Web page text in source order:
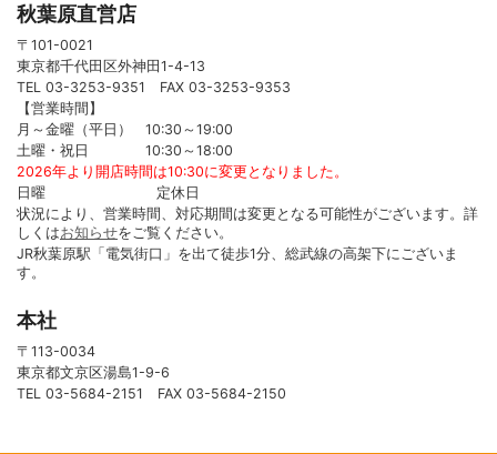
秋葉原直営店
〒101-0021
東京都千代田区外神田1-4-13
TEL 03-3253-9351 FAX 03-3253-9353
【営業時間】
月～金曜（平日） 10:30～19:00
土曜・祝日 10:30～18:00
2026年より開店時間は10:30に変更となりました。
日曜 定休日
状況により、営業時間、対応期間は変更となる可能性がございます。詳
しくはお知らせをご覧ください。
JR秋葉原駅「電気街口」を出て徒歩1分、総武線の高架下にございま
す。
本社
〒113-0034
東京都文京区湯島1-9-6
TEL 03-5684-2151 FAX 03-5684-2150